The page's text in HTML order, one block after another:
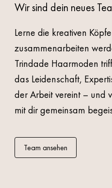
Wir sind dein neues
Lerne die kreativen
zusammenarbeiten
Trindade Haarmoden
das Leidenschaft,
der Arbeit vereint – und
mit dir gemeinsam
Team ansehen